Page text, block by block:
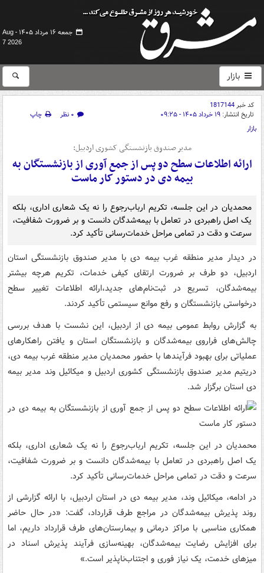
جمعه ۱۶ مرداد ۱۴۰۵ -
Aug
7 2026
بازار
کد خبر1817144
تاریخ انتشار: ۱۹ خرداد ۱۴۰۵ - ۰۹:۲۵ ۰ نظر
چاپ
بازار
مدیر صندوق بازنشستگی‌ کشوری اردبیل:
ارائه اطلاعات سطح دو پس از جمع آوری از بازنشستگان به
بیمه دی در دستور کار ماست
محمدیان در این جلسه، تکریم ارباب‌رجوع را نه یک شعاری اداری، بلکه
یک اصل راهبردی در تعامل با بیمه‌شدگان دانست و بر ضرورت شفافیت،
سرعت و دقت در تمامی مراحل خدمات‌رسانی تأکید کرد.
در دیدار مدیر منطقه غرب بیمه دی با مدیر صندوق بازنشستگی استان
اردبیل، دو طرف بر ضرورت ارتقای کیفی خدمات، تکریم هرچه بیشتر
بیمه‌شدگان، تسریع در ثبت‌نام‌های جدید،ارائه اطلاعات تغییر سطح
درخواستی بازنشستگان و رفع موانع سیستمی تأکید کردند.
به گزارش روابط عمومی بیمه دی از اردبیل، این نشست با هدف بررسی
چالش‌های فراروی بیمه‌شدگان و بازنشستگان استان و یافتن راهکارهای
عملیاتی برای بهبود فرآیندها با حضور محمدیان مدیر منطقه غرب بیمه دی،
دریتیم مدیر صندوق بازنشستگی کشوری اردبیل و میکائیل وند مدیر بیمه
دی استان برگزار شد.
محمدیان در این جلسه، تکریم ارباب‌رجوع را نه یک شعاری اداری، بلکه
یک اصل راهبردی در تعامل با بیمه‌شدگان دانست و بر ضرورت شفافیت،
سرعت و دقت در تمامی مراحل خدمات‌رسانی تأکید کرد.
در ادامه، میکائیل وند، مدیر بیمه دی در استان اردبیل، با ارائه گزارشی از
روند پذیرش بیمه‌شدگان در مراجع طرف قرارداد، گفت: «در حال حاضر
همکاری مناسبی با مراکز درمانی و بیمارستان‌های طرف قرارداد داریم، اما
برای افزایش رضایت بیمه‌شدگان، بهینه‌سازی فرآیند پذیرش اسناد در
میزهای خدمت، یک نیاز فوری و اجتناب‌ناپذیر است.»